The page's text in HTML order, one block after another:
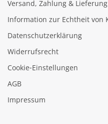
Versand, Zahlung & Lieferung
Information zur Echtheit von
Datenschutzerklärung
Widerrufsrecht
Cookie‑Einstellungen
AGB
Impressum